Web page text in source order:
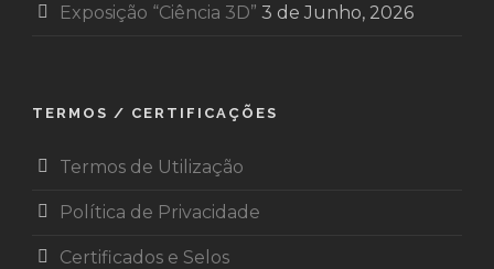
Exposição “Ciência 3D” 3 de Junho, 2026
TERMOS / CERTIFICAÇÕES
Termos de Utilização
Política de Privacidade
Certificados e Selos